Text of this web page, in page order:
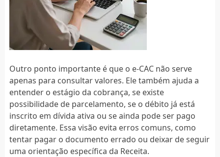
Outro ponto importante é que o e-CAC não serve
apenas para consultar valores. Ele também ajuda a
entender o estágio da cobrança, se existe
possibilidade de parcelamento, se o débito já está
inscrito em dívida ativa ou se ainda pode ser pago
diretamente. Essa visão evita erros comuns, como
tentar pagar o documento errado ou deixar de seguir
uma orientação específica da Receita.